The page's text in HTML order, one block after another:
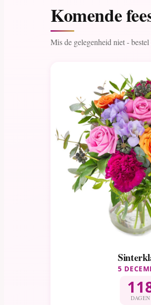
Komende
Mis de gelegenheid niet -
5
DAGEN